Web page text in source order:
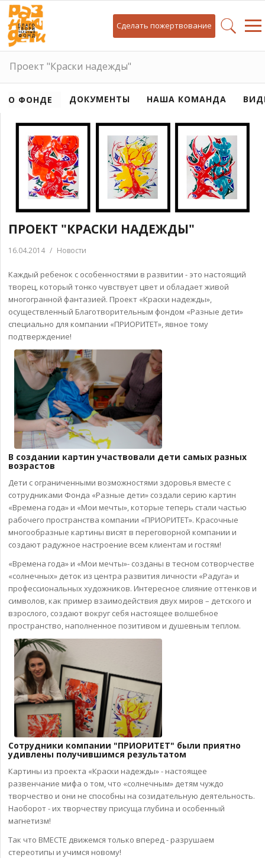
Сделать пожертвование
Проект "Краски надежды"
О ФОНДЕ ДОКУМЕНТЫ НАША КОМАНДА
ПРОЕКТ "КРАСКИ НАДЕЖДЫ"
16.04.2014 / Новости
Каждый ребенок с особенностями в развитии - это настоящий
творец, который тонко чувствует цвет и обладает живой
многогранной фантазией. Проект «Краски надежды»,
осуществленный Благотворительным фондом «Разные дети»
специально для компании «ПРИОРИТЕТ», явное тому
подтверждение!
В создании картин участвовали дети самых разных
возрастов
Дети с ограниченными возможностями здоровья вместе с
сотрудниками Фонда «Разные дети» создали серию картин
«Времена года» и «Мои мечты», которые теперь стали частью
рабочего пространства компании «ПРИОРИТЕТ». Красочные
многообразные картины висят в переговорной компании и
создают радужное настроение всем клиентам и гостям!
«Времена года» и «Мои мечты»- созданы в тесном сотворчестве
«солнечных» деток из центра развития личности «Радуга» и
профессиональных художников. Интересное слияние оттенков и
символов, как пример взаимодействия двух миров – детского и
взрослого, создают вокруг себя настоящее волшебное
пространство, наполненное позитивом и душевным теплом.
Сотрудники компании "ПРИОРИТЕТ" были приятно
удивлены получившимся результатом
Картины из проекта «Краски надежды» - настоящее
развенчание мифа о том, что «солнечным» детям чуждо
творчество и они не способны на созидательную деятельность.
Наоборот - их творчеству присуща глубина и особенный
магнетизм!
Так что ВМЕСТЕ движемся только вперед - разрушаем
стереотипы и учимся новому!